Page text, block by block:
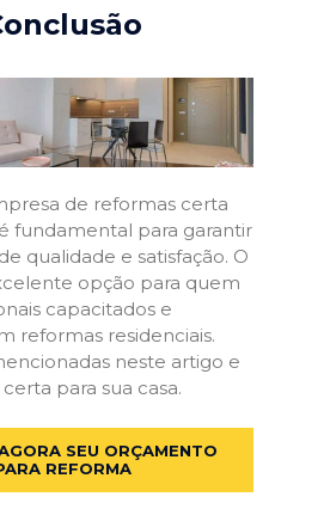
de reformas certa
fundamental para garantir
qualidade e satisfação. O
opção para quem
capacitados e
reformas residenciais.
neste artigo e
para sua casa.
SEU ORÇAMENTO
REFORMA